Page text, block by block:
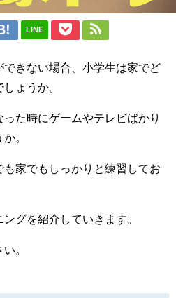
LINE
きない場合、小学生は家でど
ょうか。
た時にゲームやテレビばかり
。
も家でもしっかりと練習してお
グを紹介していきます。
。